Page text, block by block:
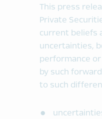
This press
Private
current beliefs
uncertainties,
performance
by such
to such